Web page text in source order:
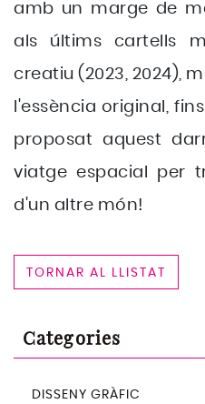
Categories
DISSENY GRÀFIC
amb un marge de
als últims cartells
creatiu (2023, 2024),
l'essència original,
proposat aquest
viatge espacial per
d'un altre món!
TORNAR AL LLISTAT